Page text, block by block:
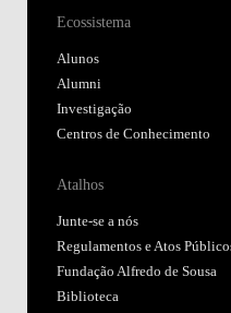
Ecossistema
Alunos
Alumni
Investigação
Centros de Conhecimento
Atalhos
Junte-se a nós
Regulamentos e Atos
Fundação Alfredo de Sousa
Biblioteca